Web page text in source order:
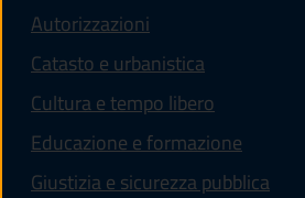
Autorizzazioni
Catasto e urbanistica
Cultura e tempo libero
Educazione e formazione
Giustizia e sicurezza pubblica